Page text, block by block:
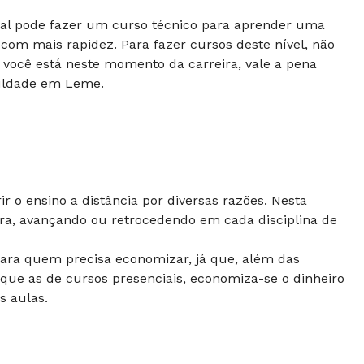
pode fazer um curso técnico para aprender uma
mais rapidez. Para fazer cursos deste nível, não
está neste momento da carreira, vale a pena
em Leme.
ensino a distância por diversas razões. Nesta
avançando ou retrocedendo em cada disciplina de
quem precisa economizar, já que, além das
as de cursos presenciais, economiza-se o dinheiro
aulas.